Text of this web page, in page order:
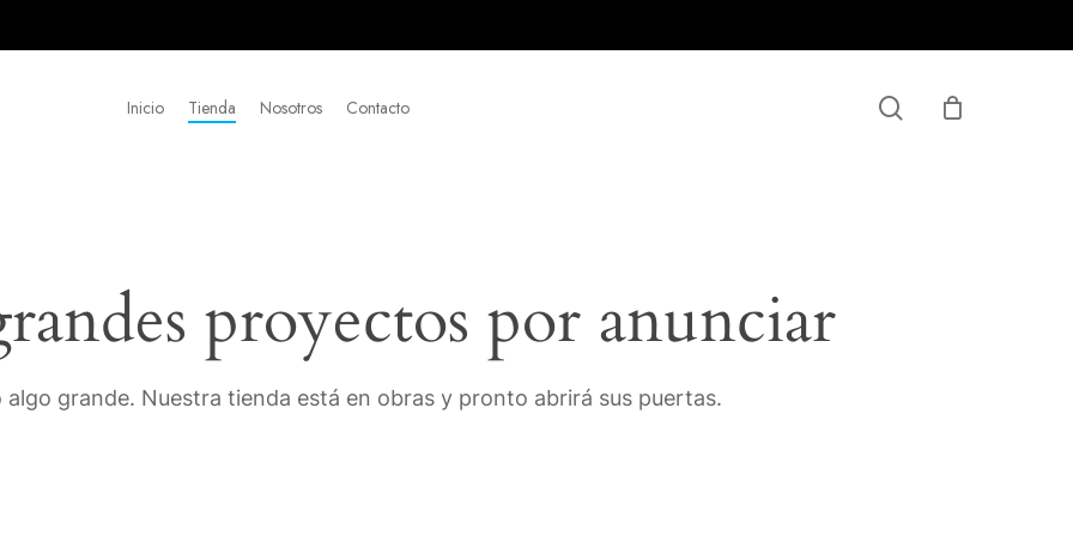
Inicio Tienda Nosotros Contacto search
proyectos por anunciar
algo grande. Nuestra tienda está en obras y pronto abrirá sus puertas.